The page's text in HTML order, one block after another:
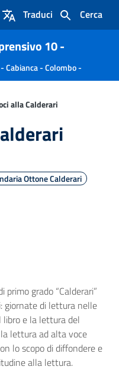
Cerca
Traduci
10 -
Cabianca - Colombo -
alla Calderari
Ottone Calderari
primo grado “Calderari”
giornate di lettura nelle
libro e la lettura del
lettura ad alta voce
lo scopo di diffondere e
alla lettura.